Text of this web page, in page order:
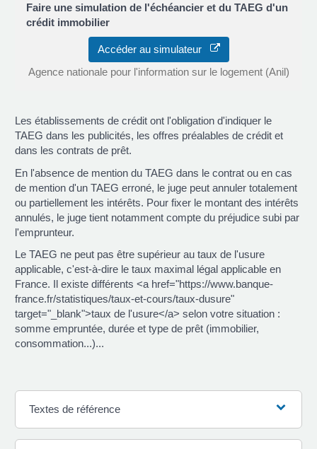
Faire une simulation de l'échéancier et du TAEG d'un
crédit immobilier
Accéder au simulateur
Agence nationale pour l'information sur le logement (Anil)
Les établissements de crédit ont l'obligation d'indiquer le
TAEG dans les publicités, les offres préalables de crédit et
dans les contrats de prêt.
En l'absence de mention du TAEG dans le contrat ou en cas
de mention d'un TAEG erroné, le juge peut annuler totalement
ou partiellement les intérêts. Pour fixer le montant des intérêts
annulés, le juge tient notamment compte du préjudice subi par
l'emprunteur.
Le TAEG ne peut pas être supérieur au taux de l'usure
applicable, c'est-à-dire le taux maximal légal applicable en
France. Il existe différents <a href="https://www.banque-
france.fr/statistiques/taux-et-cours/taux-dusure"
target="_blank">taux de l'usure</a> selon votre situation :
somme empruntée, durée et type de prêt (immobilier,
consommation...)...
Textes de référence